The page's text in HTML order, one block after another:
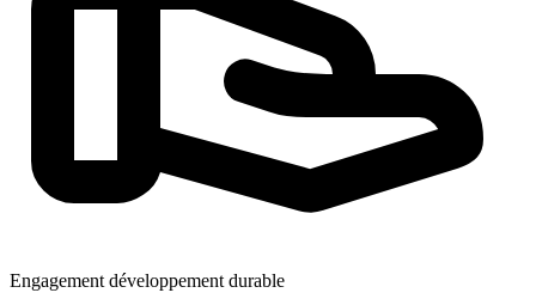
Engagement développement durable